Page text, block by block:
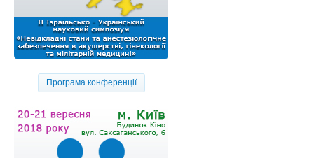
Програма конференції